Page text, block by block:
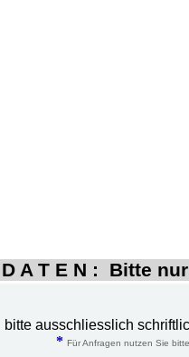
A T E N : Bitte
bitte ausschliesslich
* Für Anfragen nutzen Sie